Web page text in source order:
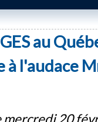
au
à l'audace
mercredi 20